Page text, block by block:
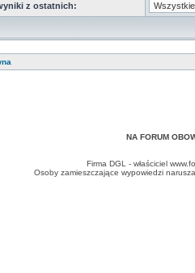
z ostatnich:
NA FORUM
Firma DGL - właściciel
Osoby zamieszczające wypowiedzi